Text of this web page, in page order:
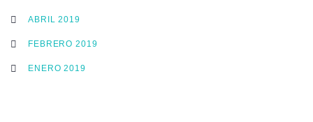
ABRIL 2019
FEBRERO 2019
ENERO 2019